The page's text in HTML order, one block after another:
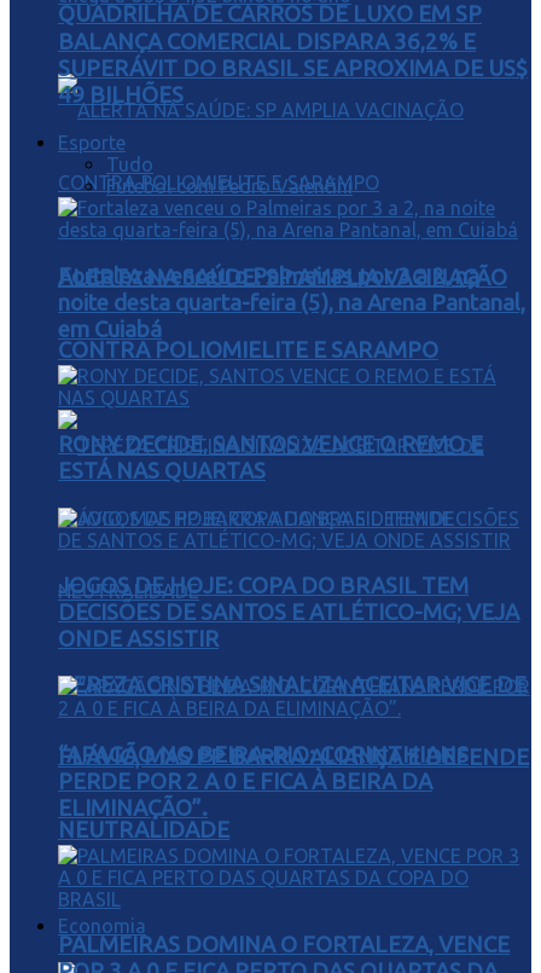
QUADRILHA DE CARROS DE LUXO EM SP
ALERTA NA SAÚDE: SP AMPLIA VACINAÇÃO
CONTRA POLIOMIELITE E SARAMPO
TEREZA CRISTINA SINALIZA ACEITAR VICE DE
FLÁVIO, MAS PP BARRA ALIANÇA E DEFENDE
NEUTRALIDADE
Economia
BALANÇA COMERCIAL DISPARA 36,2% E
SUPERÁVIT DO BRASIL SE APROXIMA DE US$
49 BILHÕES
Esporte
Tudo
Futebol com Pedro Valentini
Fortaleza venceu o Palmeiras por 3 a 2, na
noite desta quarta-feira (5), na Arena Pantanal,
em Cuiabá
RONY DECIDE, SANTOS VENCE O REMO E
ESTÁ NAS QUARTAS
JOGOS DE HOJE: COPA DO BRASIL TEM
DECISÕES DE SANTOS E ATLÉTICO-MG; VEJA
ONDE ASSISTIR
“APAGÃO NO BEIRA-RIO: CORINTHIANS
PERDE POR 2 A 0 E FICA À BEIRA DA
ELIMINAÇÃO”.
PALMEIRAS DOMINA O FORTALEZA, VENCE